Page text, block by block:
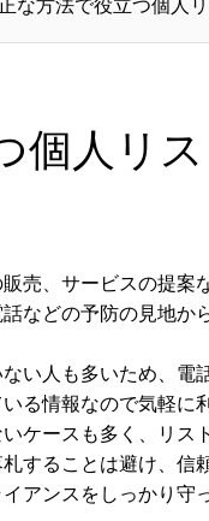
な方法で役立つ個人
個人リ
売、サービスの提
などの予防の見地
い人も多いため、
る情報なので気軽に
ケースも多く、リ
することは避け、
アンスをしっかり